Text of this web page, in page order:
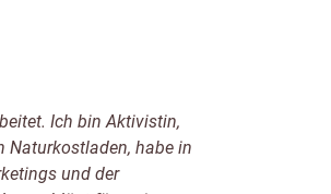
Ich bin Aktivistin,
Naturkostladen, habe in
und der